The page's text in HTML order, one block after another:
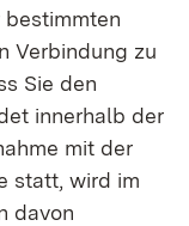
Verbindung zu
Sie den
innerhalb der
mit der
statt, wird im
davon